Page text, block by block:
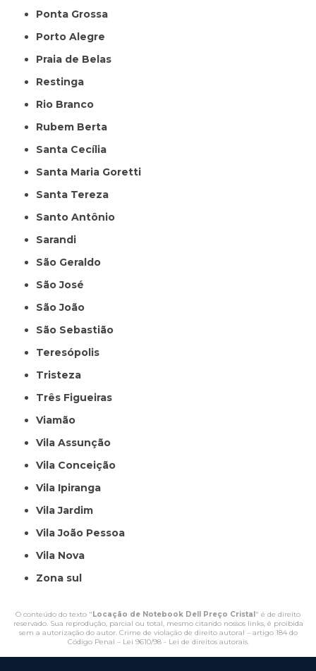
Ponta Grossa
Porto Alegre
Praia de Belas
Restinga
Rio Branco
Rubem Berta
Santa Cecília
Santa Maria Goretti
Santa Tereza
Santo Antônio
Sarandi
São Geraldo
São José
São João
São Sebastião
Teresópolis
Tristeza
Três Figueiras
Viamão
Vila Assunção
Vila Conceição
Vila Ipiranga
Vila Jardim
Vila João Pessoa
Vila Nova
Zona sul
O conteúdo do texto " Locação de Notebook Dell Preço Cristal " é de direito
reservado. Sua reprodução, parcial ou total, mesmo citando nossos links, é proibida
sem a autorização do autor. Crime de violação de direito autoral – artigo 184 do
Código Penal – Lei 9610/98 - Lei de direitos autorais.